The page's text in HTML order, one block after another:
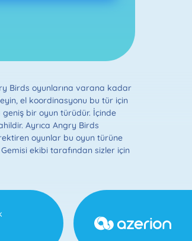
Birds oyunlarına varana kadar
el koordinasyonu bu tür için
bir oyun türüdür. İçinde
Ayrıca Angry Birds
oyunlar bu oyun türüne
ekibi tarafından sizler için